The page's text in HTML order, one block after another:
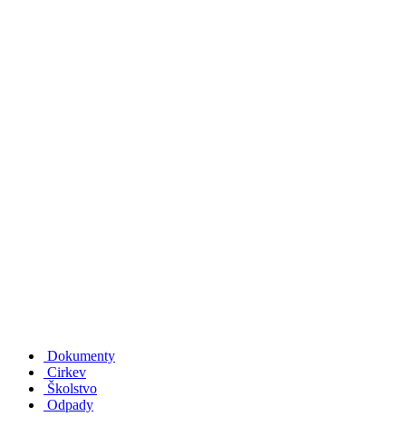
Dokumenty
Cirkev
Školstvo
Odpady